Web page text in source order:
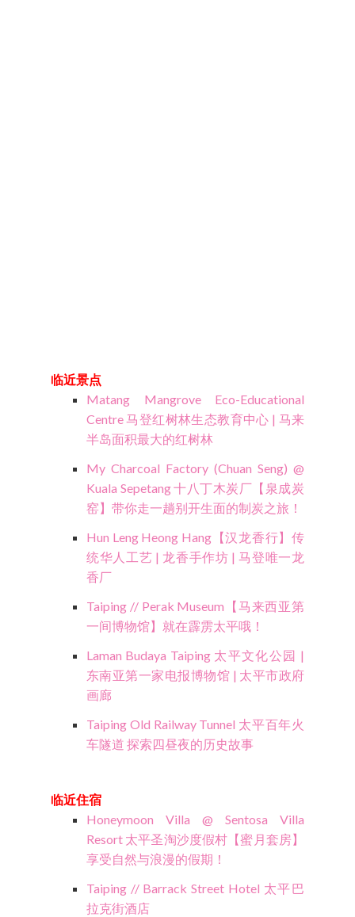
临近景点
Matang Mangrove Eco-Educational
Centre 马登红树林生态教育中心 | 马来
半岛面积最大的红树林
My Charcoal Factory (Chuan Seng) @
Kuala Sepetang 十八丁木炭厂【泉成炭
窑】带你走一趟别开生面的制炭之旅！
Hun Leng Heong Hang【汉龙香行】传
统华人工艺 | 龙香手作坊 | 马登唯一龙
香厂
Taiping // Perak Museum【马来西亚第
一间博物馆】就在霹雳太平哦！
Laman Budaya Taiping 太平文化公园 |
东南亚第一家电报博物馆 | 太平市政府
画廊
Taiping Old Railway Tunnel 太平百年火
车隧道 探索四昼夜的历史故事
临近住宿
Honeymoon Villa @ Sentosa Villa
Resort 太平圣淘沙度假村【蜜月套房】
享受自然与浪漫的假期！
Taiping // Barrack Street Hotel 太平巴
拉克街酒店